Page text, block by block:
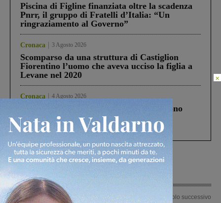
Piscina di Figline finanziata oltre la scadenza
Pnrr, il gruppo di Fratelli d’Italia: “Un
ringraziamento al Governo”
Cronaca 3 Agosto 2026
Scomparso da una struttura di Castiglion
Fiorentino l’uomo che aveva ucciso la figlia a
Levane nel 2020
Cronaca 4 Agosto 2026
Un anno fa la strage in A1 in cui morirono
Gianni, Giulia e Franco. Lo schianto, il
processo, lo stop ai sorpassi fra tir....
Articolo precedente Articolo successivo
×